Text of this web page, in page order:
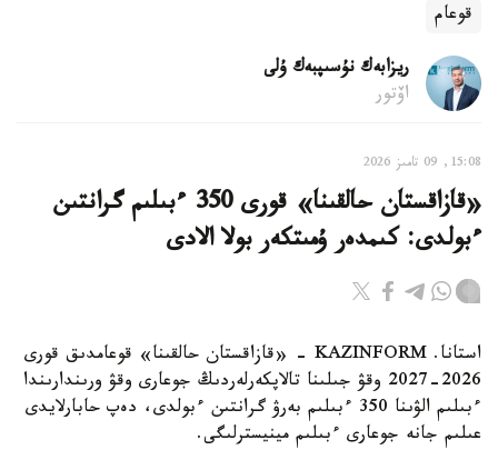
قوعام
ريزابەك نۇسىپبەك ۇلى
اۆتور
15:08, 09 تامىز 2026
«قازاقستان حالقىنا» قورى 350 ءبىلىم گرانتىن
ءبولدى: كىمدەر ۇمىتكەر بولا الادى
استانا. KAZINFORM - «قازاقستان حالقىنا» قوعامدىق قورى
2026-2027 وقۋ جىلىنا تالاپكەرلەردىڭ جوعارى وقۋ ورىندارىندا
ءبىلىم الۋىنا 350 ءبىلىم بەرۋ گرانتىن ءبولدى، دەپ حابارلايدى
عىلىم جانە جوعارى ءبىلىم مينيسترلىگى.